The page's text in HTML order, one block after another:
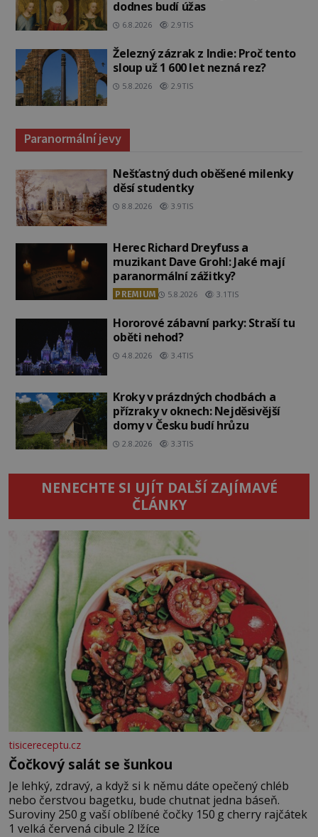
dodnes budí úžas
6.8.2026 2.9TIS
Železný zázrak z Indie: Proč tento
sloup už 1 600 let nezná rez?
5.8.2026 2.9TIS
Paranormální jevy
Nešťastný duch oběšené milenky
děsí studentky
8.8.2026 3.9TIS
Herec Richard Dreyfuss a
muzikant Dave Grohl: Jaké mají
paranormální zážitky?
PREMIUM 5.8.2026 3.1TIS
Hororové zábavní parky: Straší tu
oběti nehod?
4.8.2026 3.4TIS
Kroky v prázdných chodbách a
přízraky v oknech: Nejděsivější
domy v Česku budí hrůzu
2.8.2026 3.3TIS
NENECHTE SI UJÍT DALŠÍ ZAJÍMAVÉ
ČLÁNKY
tisicereceptu.cz
Čočkový salát se šunkou
Je lehký, zdravý, a když si k němu dáte opečený chléb
nebo čerstvou bagetku, bude chutnat jedna báseň.
Suroviny 250 g vaší oblíbené čočky 150 g cherry rajčátek
1 velká červená cibule 2 lžíce